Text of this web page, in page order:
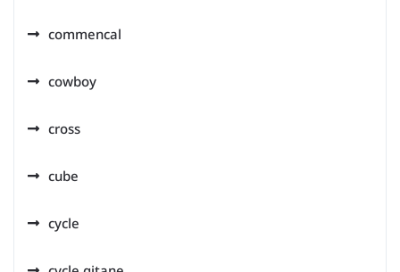
commencal
cowboy
cross
cube
cycle